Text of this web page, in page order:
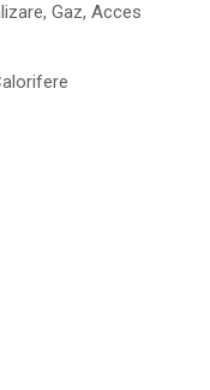
Gaz, Acces